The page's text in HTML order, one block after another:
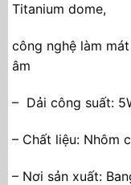
Titanium dome,
công nghệ làm
âm
– Dải công suất:
– Chất liệu: Nhôm
– Nơi sản xuất: